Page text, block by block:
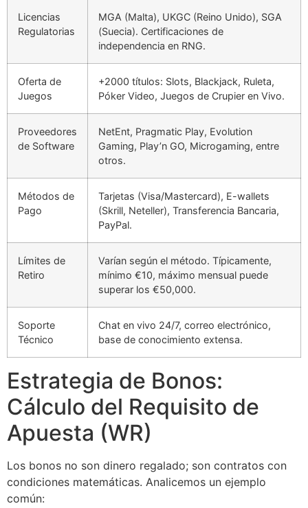
Licencias
Regulatorias
MGA (Malta), UKGC (Reino Unido), SGA
(Suecia). Certificaciones de
independencia en RNG.
Oferta de
Juegos
+2000 títulos: Slots, Blackjack, Ruleta,
Póker Video, Juegos de Crupier en Vivo.
Proveedores
de Software
NetEnt, Pragmatic Play, Evolution
Gaming, Play’n GO, Microgaming, entre
otros.
Métodos de
Pago
Tarjetas (Visa/Mastercard), E-wallets
(Skrill, Neteller), Transferencia Bancaria,
PayPal.
Límites de
Retiro
Varían según el método. Típicamente,
mínimo €10, máximo mensual puede
superar los €50,000.
Soporte
Técnico
Chat en vivo 24/7, correo electrónico,
base de conocimiento extensa.
Estrategia de Bonos:
Cálculo del Requisito de
Apuesta (WR)
Los bonos no son dinero regalado; son contratos con
condiciones matemáticas. Analicemos un ejemplo
común: